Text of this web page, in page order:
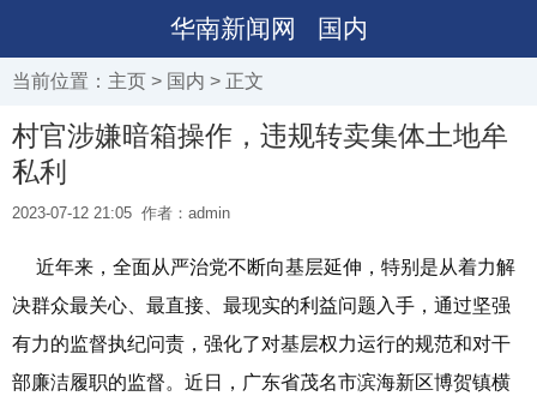
华南新闻网 国内
当前位置： 主页 > 国内 > 正文
村官涉嫌暗箱操作，违规转卖集体土地牟
私利
2023-07-12 21:05 作者：admin
近年来，全面从严治党不断向基层延伸，特别是从着力解
决群众最关心、最直接、最现实的利益问题入手，通过坚强
有力的监督执纪问责，强化了对基层权力运行的规范和对干
部廉洁履职的监督。近日，广东省茂名市滨海新区博贺镇横